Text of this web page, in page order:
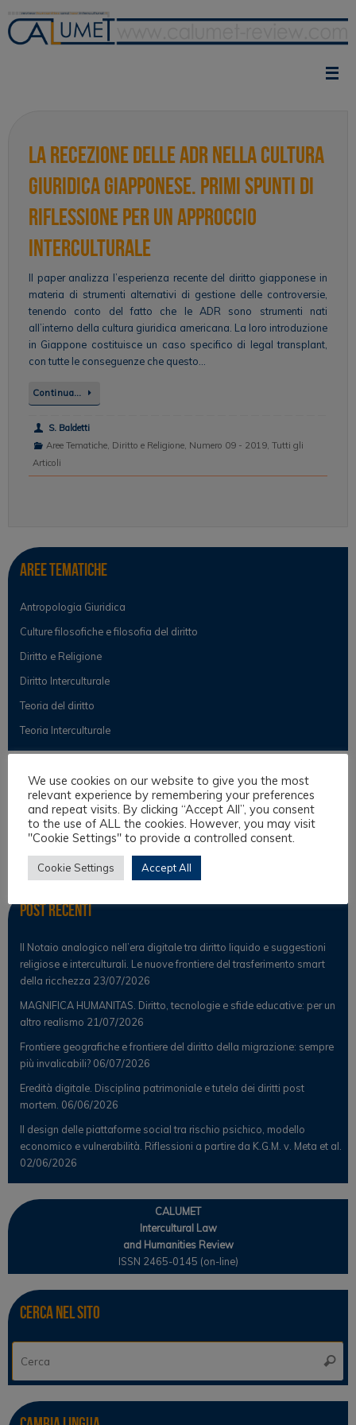
contenuto
La recezione delle ADR nella cultura
giuridica giapponese. Primi spunti di
riflessione per un approccio
interculturale
Il paper analizza l’esperienza recente del diritto giapponese in
materia di strumenti alternativi di gestione delle controversie,
tenendo conto del fatto che le ADR sono strumenti nati
all’interno della cultura giuridica americana. La loro introduzione
in Giappone costituisce un caso specifico di legal transplant,
con tutte le conseguenze che questo…
Continua…
S. Baldetti
Aree Tematiche, Diritto e Religione, Numero 09 - 2019, Tutti gli
Articoli
Aree tematiche
Antropologia Giuridica
Culture filosofiche e filosofia del diritto
Diritto e Religione
Diritto Interculturale
Teoria del diritto
Teoria Interculturale
Osservatorio
Notizie
Post Recenti
Il Notaio analogico nell’era digitale tra diritto liquido e suggestioni
religiose e interculturali. Le nuove frontiere del trasferimento smart
della ricchezza 23/07/2026
MAGNIFICA HUMANITAS. Diritto, tecnologie e sfide educative: per un
altro realismo 21/07/2026
Frontiere geografiche e frontiere del diritto della migrazione: sempre
più invalicabili? 06/07/2026
Eredità digitale. Disciplina patrimoniale e tutela dei diritti post
mortem. 06/06/2026
Il design delle piattaforme social tra rischio psichico, modello
economico e vulnerabilità. Riflessioni a partire da K.G.M. v. Meta et al.
02/06/2026
CALUMET
Intercultural Law
and Humanities Review
ISSN 2465-0145 (on-line)
Cerca nel sito
Cerca
We use cookies on our website to give you the most
relevant experience by remembering your preferences
and repeat visits. By clicking “Accept All”, you consent
to the use of ALL the cookies. However, you may visit
"Cookie Settings" to provide a controlled consent.
Cookie Settings Accept All